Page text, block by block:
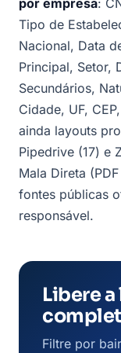
por empresa:
Tipo de
Nacional, Data
Principal, Setor,
Secundários,
Cidade, UF,
ainda layouts
Pipedrive (17) e
Mala Direta
fontes públicas
responsável.
Libere
Filtre por